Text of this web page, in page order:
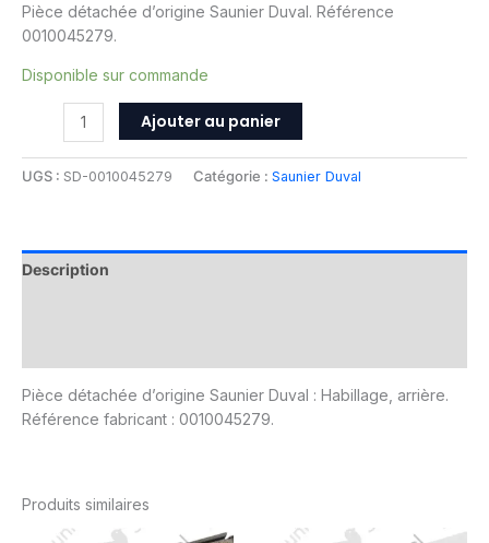
Pièce détachée d’origine Saunier Duval. Référence
0010045279.
Disponible sur commande
Ajouter au panier
UGS : SD-0010045279 Catégorie : Saunier Duval
Description
Pièce détachée d’origine Saunier Duval : Habillage, arrière.
Référence fabricant : 0010045279.
Produits similaires